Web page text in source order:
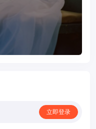
立即登录